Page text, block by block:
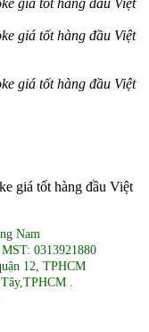
Nam
0313921880
12, TPHCM
.